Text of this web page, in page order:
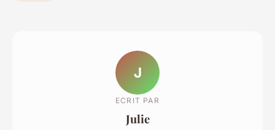
J
ECRIT PAR
Julie